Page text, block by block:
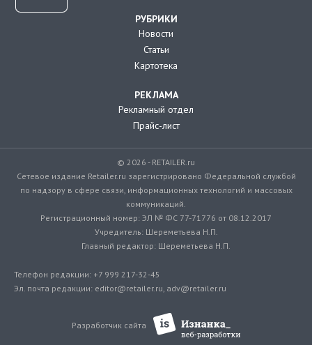
РУБРИКИ
Новости
Статьи
Картотека
РЕКЛАМА
Рекламный отдел
Прайс-лист
© 2026 - RETAILER.ru
Сетевое издание Retailer.ru зарегистрировано Федеральной службой
по надзору в сфере связи, информационных технологий и массовых
коммуникаций.
Регистрационный номер: ЭЛ № ФС 77-71776 от 08.12.2017
Учредитель: Шереметьева Н.П.
Главный редактор: Шереметьева Н.П.
Телефон редакции: +7 999 217-32-45
Эл. почта редакции: editor@retailer.ru, adv@retailer.ru
Разработчик сайта